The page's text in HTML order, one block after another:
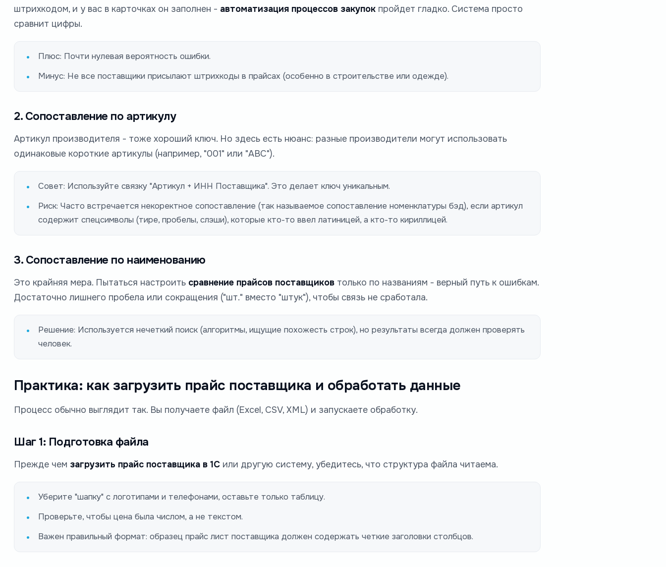
штрихкодом, и у вас в карточках он заполнен - автоматизация процессов закупок пройдет гладко. Система просто
сравнит цифры.
Плюс: Почти нулевая вероятность ошибки.
Минус: Не все поставщики присылают штрихкоды в прайсах (особенно в строительстве или одежде).
2. Сопоставление по артикулу
Артикул производителя - тоже хороший ключ. Но здесь есть нюанс: разные производители могут использовать
одинаковые короткие артикулы (например, "001" или "ABC").
Совет: Используйте связку "Артикул + ИНН Поставщика". Это делает ключ уникальным.
Риск: Часто встречается некоректное сопоставление (так называемое сопоставление номенклатуры бэд), если артикул
содержит спецсимволы (тире, пробелы, слэши), которые кто-то ввел латиницей, а кто-то кириллицей.
3. Сопоставление по наименованию
Это крайняя мера. Пытаться настроить сравнение прайсов поставщиков только по названиям - верный путь к ошибкам.
Достаточно лишнего пробела или сокращения ("шт." вместо "штук"), чтобы связь не сработала.
Решение: Используется нечеткий поиск (алгоритмы, ищущие похожесть строк), но результаты всегда должен проверять
человек.
Практика: как загрузить прайс поставщика и обработать данные
Процесс обычно выглядит так. Вы получаете файл (Excel, CSV, XML) и запускаете обработку.
Шаг 1: Подготовка файла
Прежде чем загрузить прайс поставщика в 1С или другую систему, убедитесь, что структура файла читаема.
Уберите "шапку" с логотипами и телефонами, оставьте только таблицу.
Проверьте, чтобы цена была числом, а не текстом.
Важен правильный формат: образец прайс лист поставщика должен содержать четкие заголовки столбцов.